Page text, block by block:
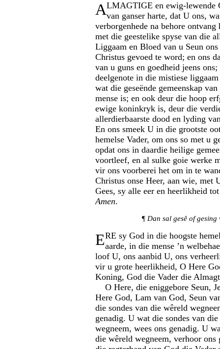
ALMAGTIGE en ewig-lewende
van ganser harte, dat U ons,
verborgenhede na behore ontvang
met die geestelike spyse van die
Liggaam en Bloed van u Seun ons
Christus gevoed te word; en ons
van u guns en goedheid jeens
deelgenote in die mistiese
wat die geseënde gemeenskap
mense is; en ook deur die hoop
ewige koninkryk is, deur die
allerdierbaarste dood en lyding
En ons smeek U in die grootste
hemelse Vader, om ons so met u
opdat ons in daardie heilige
voortleef, en al sulke goie werke
vir ons voorberei het om in te
Christus onse Heer, aan wie, met
Gees, sy alle eer en heerlikheid
Amen.
¶ Dan sal gesê of gesing
ERE sy God in die hoogste
aarde, in die mense ’n
loof U, ons aanbid U, ons
vir u grote heerlikheid, O Here
Koning, God die Vader die
O Here, die eniggebore Seun,
Here God, Lam van God, Seun
die sondes van die wêreld
genadig. U wat die sondes van
wegneem, wees ons genadig. U
die wêreld wegneem, verhoor ons